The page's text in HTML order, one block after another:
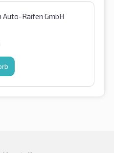
Auto-Raifen GmbH